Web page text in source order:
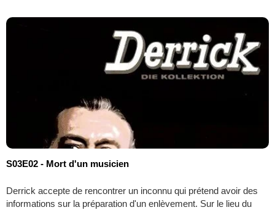
S03E02 - Mort d'un musicien
Derrick accepte de rencontrer un inconnu qui prétend avoir des
informations sur la préparation d'un enlèvement. Sur le lieu du